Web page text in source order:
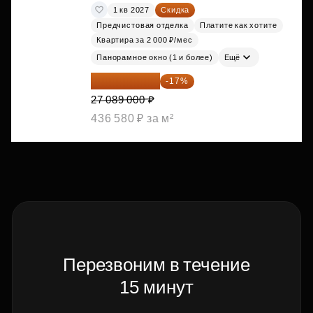
1 кв 2027
Скидка
Предчистовая отделка
Платите как хотите
Квартира за 2 000 ₽/мес
Панорамное окно (1 и более) Ещё
22 483 870 ₽ -17%
27 089 000 ₽
436 580 ₽ за м²
Перезвоним в течение
15 минут